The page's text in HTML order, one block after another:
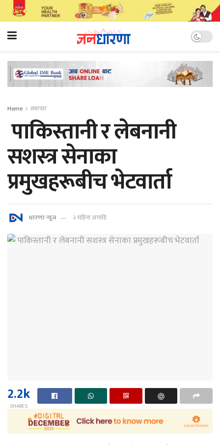
Home समाचार
पाकिस्तानी र लेबनानी
सशस्त्र सेनाका
प्रमुखहरूबीच भेटवार्ता
धारणा न्यूज २ महिना अगाडि
2.2k
SHARES